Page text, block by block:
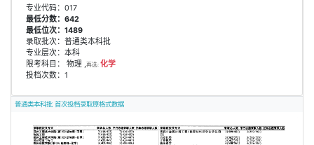
专业代码：017
最低分数：642
最低位次：1489
录取批次：普通类本科批
专业层次：本科
限考科目： 物理 ,再选: 化学
投档次数：1
普通类本科批 首次投档录取原格式数据